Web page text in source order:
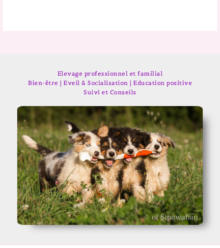
Elevage professionnel et familial
Bien-être | Eveil & Socialisation | Education positive
Suivi et Conseils